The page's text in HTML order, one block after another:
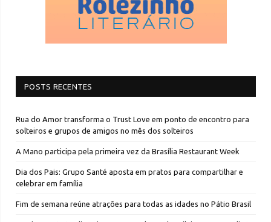
POSTS RECENTES
Rua do Amor transforma o Trust Love em ponto de encontro para
solteiros e grupos de amigos no mês dos solteiros
A Mano participa pela primeira vez da Brasília Restaurant Week
Dia dos Pais: Grupo Santé aposta em pratos para compartilhar e
celebrar em família
Fim de semana reúne atrações para todas as idades no Pátio Brasil